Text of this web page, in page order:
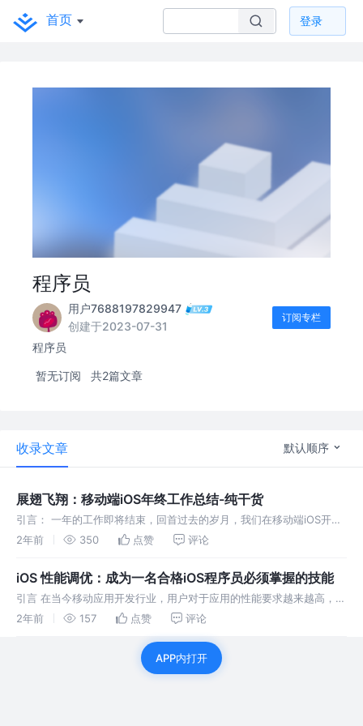
首页 登录
程序员
用户7688197829947
创建于2023-07-31
订阅专栏
程序员
暂无订阅 共2篇文章
收录文章 默认顺序
展翅飞翔：移动端iOS年终工作总结-纯干货
引言： 一年的工作即将结束，回首过去的岁月，我们在移动端iOS开发
的道路上取得了哪些成果？本文将带你回顾一年的工作，并总结出一系
征程做好准
2年前 350 点赞 评论
iOS 性能调优：成为一名合格iOS程序员必须掌握的技能
引言 在当今移动应用开发行业，用户对于应用的性能要求越来越高，对
于卡顿、内存泄漏和耗电等问题的容忍度越来越低。因此，作为一名合
2年前 157 点赞 评论
APP内打开